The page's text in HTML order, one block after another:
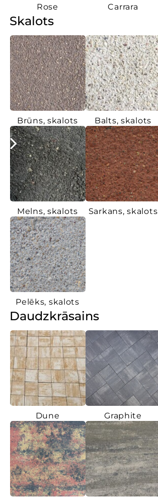
Rose Carrara
Skalots
Brūns, skalots Balts, skalots
Melns, skalots Sarkans, skalots
Pelēks, skalots
Daudzkrāsains
Dune Graphite